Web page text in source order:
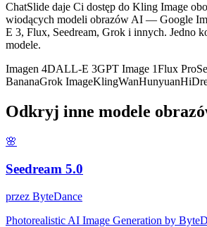
ChatSlide daje Ci dostęp do Kling Image
wiodących modeli obrazów AI — Google
E 3, Flux, Seedream, Grok i innych. Jedno
modele.
Imagen 4DALL-E 3GPT Image 1Flux Pro
BananaGrok ImageKlingWanHunyuan
Odkryj inne modele
🌸
Seedream 5.0
przez ByteDance
Photorealistic AI Image Generation by